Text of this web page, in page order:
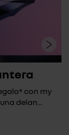
con my
delan...